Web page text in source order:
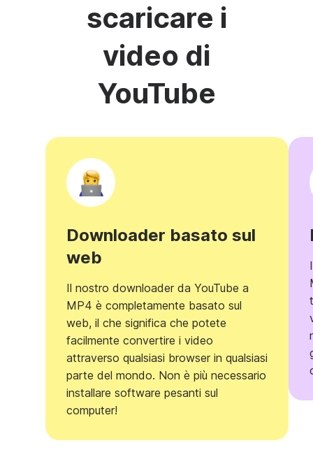
scaricare i
video di
YouTube
Downloader basato sul
web
Il nostro downloader da YouTube a
MP4 è completamente basato sul
web, il che significa che potete
facilmente convertire i video
attraverso qualsiasi browser in qualsiasi
parte del mondo. Non è più necessario
installare software pesanti sul
computer!